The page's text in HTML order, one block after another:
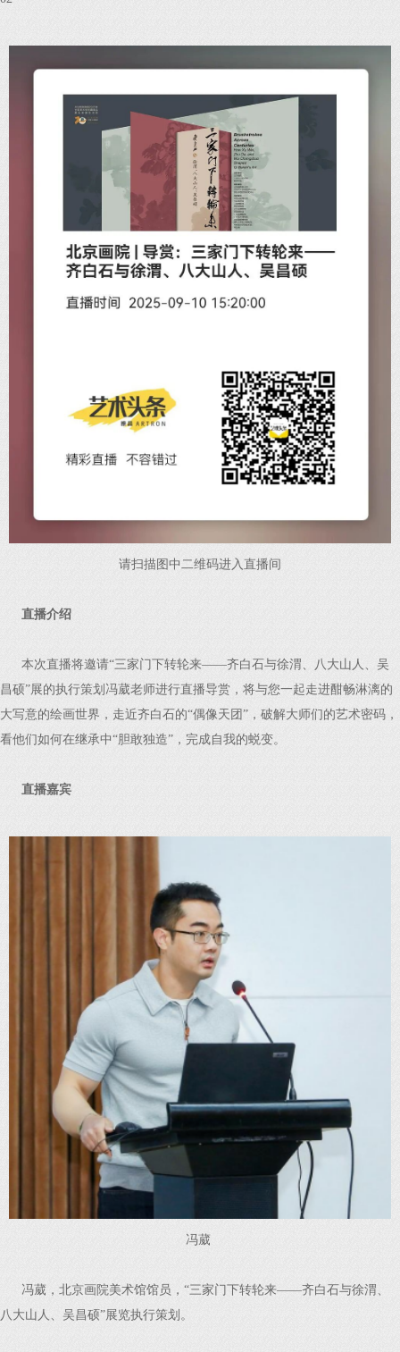
请扫描图中二维码进入直播间
直播介绍
本次直播将邀请“三家门下转轮来——齐白石与徐渭、八大山人、吴
昌硕”展的执行策划冯葳老师进行直播导赏，将与您一起走进酣畅淋漓的
大写意的绘画世界，走近齐白石的“偶像天团”，破解大师们的艺术密码，
看他们如何在继承中“胆敢独造”，完成自我的蜕变。
直播嘉宾
冯葳
冯葳，北京画院美术馆馆员，“三家门下转轮来——齐白石与徐渭、
八大山人、吴昌硕”展览执行策划。